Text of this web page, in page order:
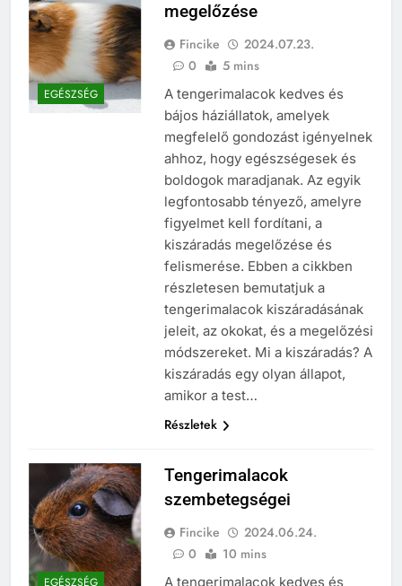
EGÉSZSÉG
megelőzése
Fincike
2024.07.23.
0
5 mins
A tengerimalacok kedves és
bájos háziállatok, amelyek
megfelelő gondozást igényelnek
ahhoz, hogy egészségesek és
boldogok maradjanak. Az egyik
legfontosabb tényező, amelyre
figyelmet kell fordítani, a
kiszáradás megelőzése és
felismerése. Ebben a cikkben
részletesen bemutatjuk a
tengerimalacok kiszáradásának
jeleit, az okokat, és a megelőzési
módszereket. Mi a kiszáradás? A
kiszáradás egy olyan állapot,
amikor a test…
Részletek
EGÉSZSÉG
Tengerimalacok
szembetegségei
Fincike
2024.06.24.
0
10 mins
A tengerimalacok kedves és